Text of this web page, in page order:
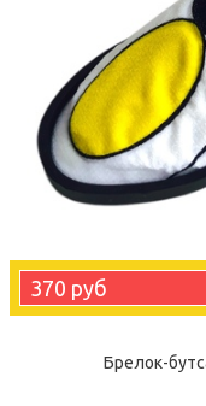
370 руб
Брелок-